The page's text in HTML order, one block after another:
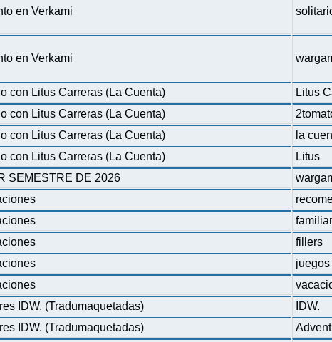
en Verkami
en Verkami
con Litus Carreras (La Cuenta) Litus
con Litus Carreras (La Cuenta)
con Litus Carreras (La Cuenta)
la
con Litus Carreras (La Cuenta)
Litus
SEMESTRE DE 2026
fillers
IDW. (Tradumaquetadas)
IDW.
IDW. (Tradumaquetadas)